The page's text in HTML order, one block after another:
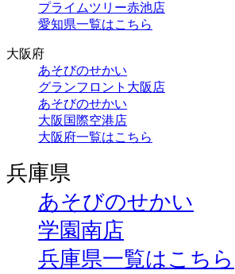
プライムツリー赤池店
愛知県一覧はこちら
大阪府
あそびのせかい
グランフロント大阪店
あそびのせかい
大阪国際空港店
大阪府一覧はこちら
兵庫県
あそびのせかい
学園南店
兵庫県一覧はこちら